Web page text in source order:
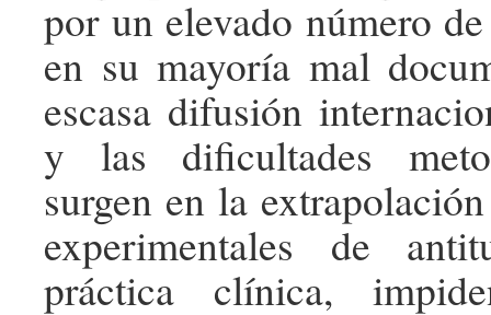
por un elevado número
en su mayoría mal
escasa difusión
y las dificultades
surgen en la
experimentales de
práctica clínica,